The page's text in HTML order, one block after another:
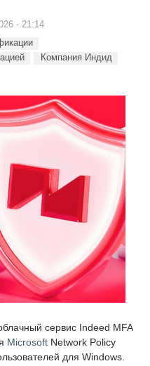
- 21:14
Компания Индид
сервис Indeed MFA
Microsoft Network Policy
для Windows.